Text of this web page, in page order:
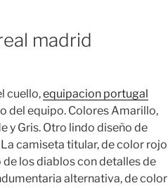
madrid
cuello,equipacion portugal
del equipo. Colores Amarillo,
y Gris. Otro lindo diseño de
camiseta titular, de color rojo
los diablos con detalles de
alternativa, de color